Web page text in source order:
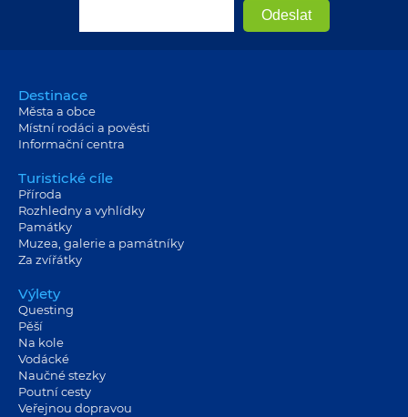
Destinace
Města a obce
Místní rodáci a pověsti
Informační centra
Turistické cíle
Příroda
Rozhledny a vyhlídky
Památky
Muzea, galerie a památníky
Za zvířátky
Výlety
Questing
Pěší
Na kole
Vodácké
Naučné stezky
Poutní cesty
Veřejnou dopravou